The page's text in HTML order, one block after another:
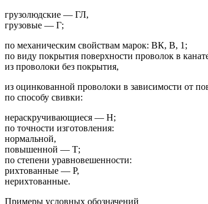
грузолюдские — ГЛ,
грузовые — Г;
по механическим свойствам марок: ВК, В, 1;
по виду покрытия поверхности проволок в
из проволоки без покрытия,
из оцинкованной проволоки в зависимости от
по способу свивки:
нераскручивающиеся — Н;
по точности изготовления:
нормальной,
повышенной — Т;
по степени уравновешенности:
рихтованные — Р,
нерихтованные.
Примеры условных обозначений